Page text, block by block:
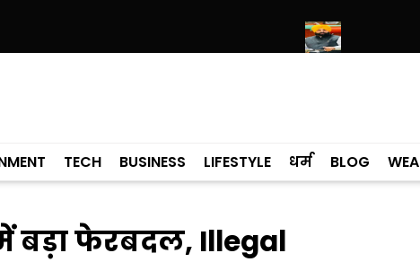
श्री हरिमंदिर साहिब में उमड़ा श्रद्धालुओं का सैलाब
TECH BUSINESS LIFESTYLE धर्म BLOG
बड़ा फेरबदल, Illegal